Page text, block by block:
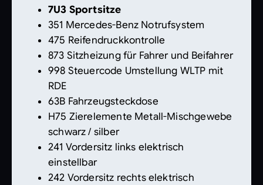
7U3 Sportsitze
351 Mercedes-Benz Notrufsystem
475 Reifendruckkontrolle
873 Sitzheizung für Fahrer und Beifahrer
998 Steuercode Umstellung WLTP mit
RDE
63B Fahrzeugsteckdose
H75 Zierelemente Metall-Mischgewebe
schwarz / silber
241 Vordersitz links elektrisch
einstellbar
242 Vordersitz rechts elektrisch